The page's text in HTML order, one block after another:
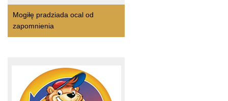
Mogiłę pradziada ocal od
zapomnienia